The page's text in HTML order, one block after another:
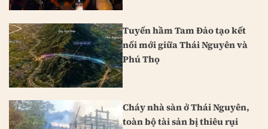
Tuyến hầm Tam Đảo tạo kết
nối mới giữa Thái Nguyên và
Phú Thọ
Cháy nhà sàn ở Thái Nguyên,
toàn bộ tài sản bị thiêu rụi